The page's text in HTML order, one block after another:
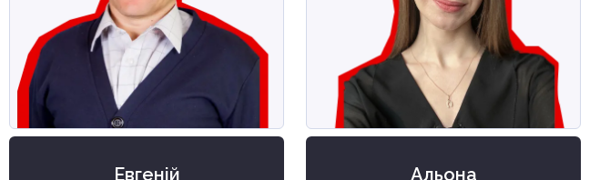
Евгеній Альона